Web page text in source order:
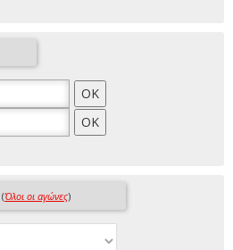
(Όλοι οι αγώνες)